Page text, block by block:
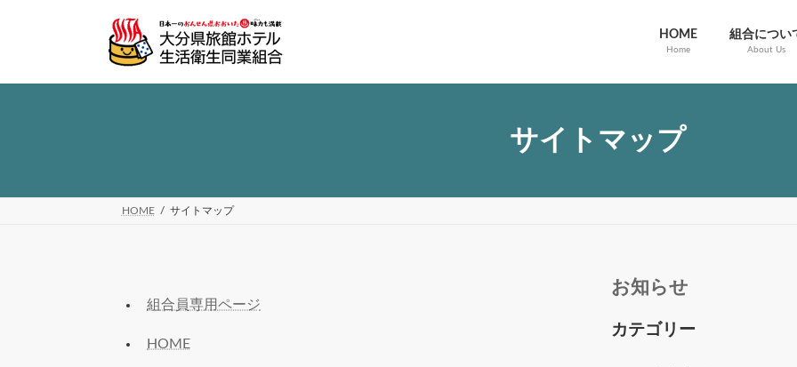
ツ
シ
HOME
Home
組合につい
About Us
サイトマップ
HOME サイトマップ
組合員専用ページ
HOME
お知らせ
カテゴリー